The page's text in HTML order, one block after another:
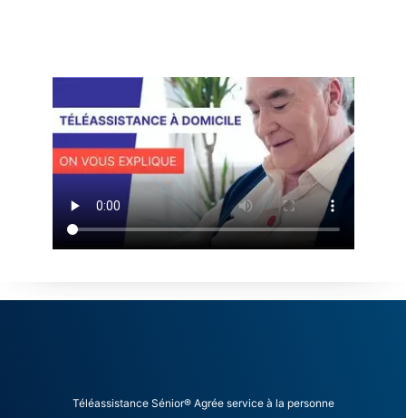
Téléassistance Sénior® Agrée service à la personne